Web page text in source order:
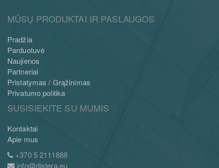
MŪSŲ PRODUKTAI IR PASLAUGOS
Pradžia
Parduotuvė
Naujienos
Partneriai
Pristatymas / Grąžinimas
Privatumo politika
SUSISIEKITE SU MUMIS
Kontaktai
Apie mus
+370 5 2111888
info@distera.eu